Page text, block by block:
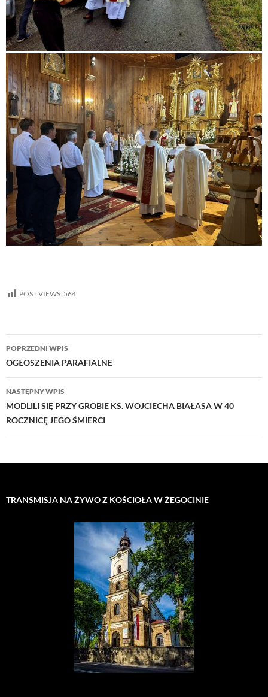
POST VIEWS: 564
Nawigacja
wpisu
POPRZEDNI WPIS
OGŁOSZENIA PARAFIALNE
NASTĘPNY WPIS
MODLILI SIĘ PRZY GROBIE KS. WOJCIECHA BIAŁASA W 40
ROCZNICĘ JEGO ŚMIERCI
TRANSMISJA NA ŻYWO Z KOŚCIOŁA W ŻEGOCINIE